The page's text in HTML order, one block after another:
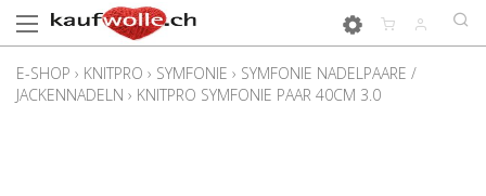
E-SHOP › KNITPRO › SYMFONIE › SYMFONIE NADELPAARE /
JACKENNADELN › KNITPRO SYMFONIE PAAR 40CM 3.0